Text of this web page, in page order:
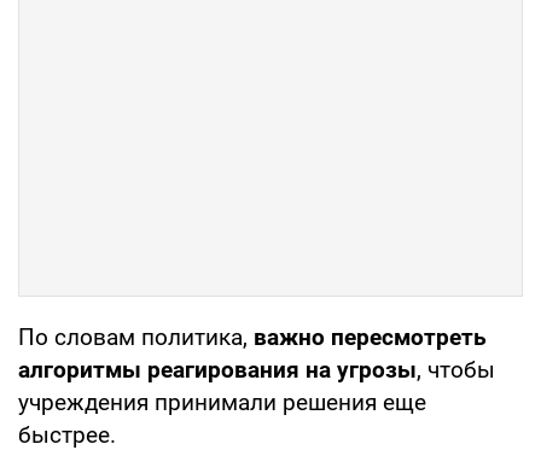
По словам политика, важно пересмотреть
алгоритмы реагирования на угрозы, чтобы
учреждения принимали решения еще
быстрее.